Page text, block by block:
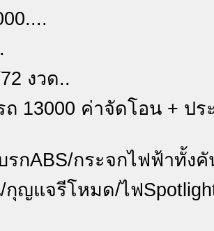
งวด..
ถ 13000 ค่าจัดโอน + ป
รกABS/กระจกไฟฟ้าทั้งคั
กุญแจรีโหมด/ไฟ